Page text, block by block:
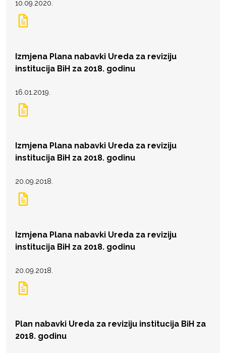
10.09.2020.
Izmjena Plana nabavki Ureda za reviziju
institucija BiH za 2018. godinu
16.01.2019.
Izmjena Plana nabavki Ureda za reviziju
institucija BiH za 2018. godinu
20.09.2018.
Izmjena Plana nabavki Ureda za reviziju
institucija BiH za 2018. godinu
20.09.2018.
Plan nabavki Ureda za reviziju institucija BiH za
2018. godinu